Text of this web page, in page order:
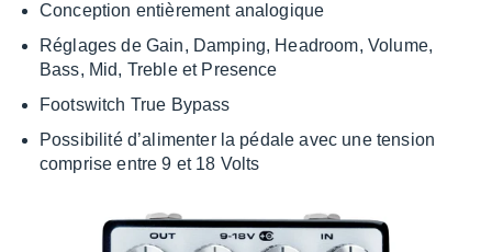
Concep­tion entiè­re­ment analo­gique
Réglages de Gain, Damping, Headroom, Volume,
Bass, Mid, Treble et Presence
Foots­witch True Bypass
Possi­bi­lité d’ali­men­ter la pédale avec une tension
comprise entre 9 et 18 Volts